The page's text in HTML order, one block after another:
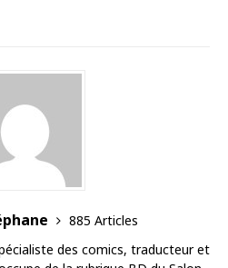
885 Articles
des comics, traducteur et